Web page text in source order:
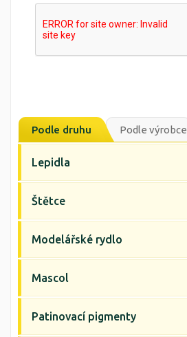
Podle druhu Podle výrobce
Lepidla
Štětce
Modelářské rydlo
Mascol
Patinovací pigmenty